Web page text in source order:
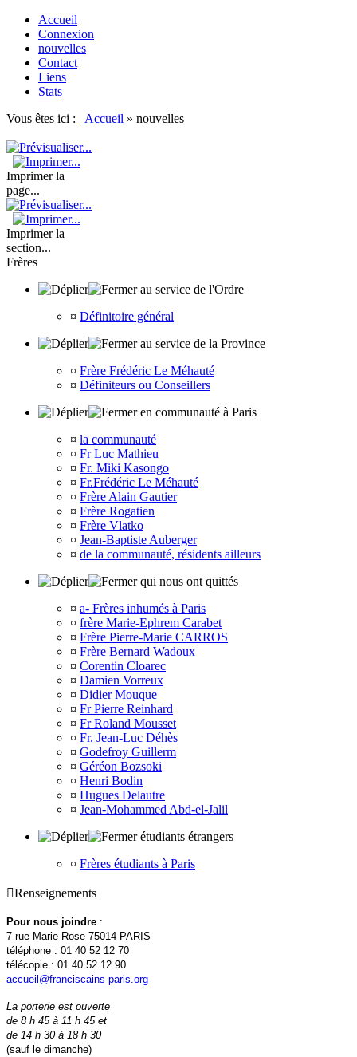
Accueil
Connexion
nouvelles
Contact
Liens
Stats
Vous êtes ici :
Accueil » nouvelles
Imprimer la
page...
Imprimer la
section...
Frères
au service de l'Ordre
¤ Définitoire général
au service de la Province
¤ Frère Frédéric Le Méhauté
¤ Définiteurs ou Conseillers
en communauté à Paris
¤ la communauté
¤ Fr Luc Mathieu
¤ Fr. Miki Kasongo
¤ Fr.Frédéric Le Méhauté
¤ Frère Alain Gautier
¤ Frère Rogatien
¤ Frère Vlatko
¤ Jean-Baptiste Auberger
¤ de la communauté, résidents ailleurs
qui nous ont quittés
¤ a- Frères inhumés à Paris
¤ frère Marie-Ephrem Carabet
¤ Frère Pierre-Marie CARROS
¤ Frère Bernard Wadoux
¤ Corentin Cloarec
¤ Damien Vorreux
¤ Didier Mouque
¤ Fr Pierre Reinhard
¤ Fr Roland Mousset
¤ Fr. Jean-Luc Déhès
¤ Godefroy Guillerm
¤ Géréon Bozsoki
¤ Henri Bodin
¤ Hugues Delautre
¤ Jean-Mohammed Abd-el-Jalil
étudiants étrangers
¤ Frères étudiants à Paris
Renseignements
Pour nous joindre :
7 rue Marie-Rose 75014 PARIS
téléphone : 01 40 52 12 70
télécopie : 01 40 52 12 90
accueil@franciscains-paris.org
La porterie est ouverte
de 8 h 45 à 11 h 45 et
de 14 h 30 à 18 h 30
(sauf le dimanche)